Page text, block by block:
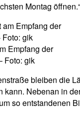
Montag öffnen.“
Empfang der
Foto: gik
bleiben die
kann. Nebenan in
so entstandenen